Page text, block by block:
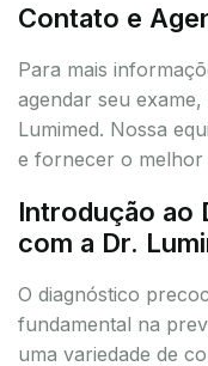
Contato e
Para mais
agendar seu
Lumimed. Nossa
e fornecer o melhor
Introdução ao
com a Dr.
O diagnóstico
fundamental na
uma variedade de